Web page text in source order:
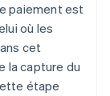
paiement est
où les
cet
la capture du
étape